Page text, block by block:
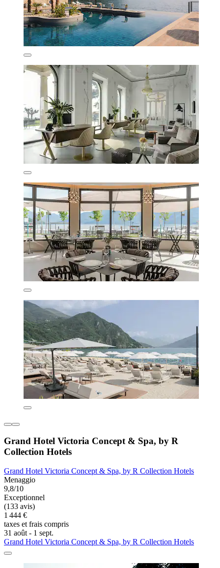
Grand Hotel Victoria Concept & Spa, by R
Collection Hotels
Grand Hotel Victoria Concept & Spa, by R Collection Hotels
Menaggio
9,8/10
Exceptionnel
(133 avis)
1 444 €
taxes et frais compris
31 août - 1 sept.
Grand Hotel Victoria Concept & Spa, by R Collection Hotels